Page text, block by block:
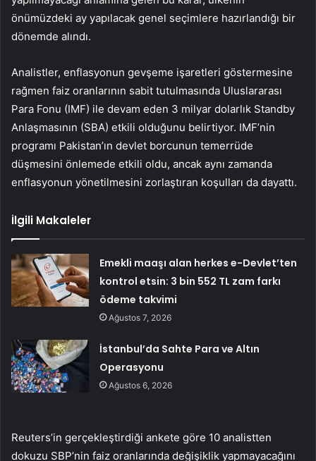
önümüzdeki ay yapılacak genel seçimlere hazırlandığı bir
dönemde alındı.
Analistler, enflasyonun gevşeme işaretleri göstermesine
rağmen faiz oranlarının sabit tutulmasında Uluslararası
Para Fonu (IMF) ile devam eden 3 milyar dolarlık Standby
Anlaşmasının (SBA) etkili olduğunu belirtiyor. IMF’nin
programı Pakistan’ın devlet borcunun temerrüde
düşmesini önlemede etkili oldu, ancak aynı zamanda
enflasyonun yönetilmesini zorlaştıran koşulları da dayattı.
İlgili Makaleler
Emekli maaşı alan herkes e-Devlet’ten
kontrol etsin: 3 bin 552 TL zam farkı
ödeme takvimi
Ağustos 7, 2026
İstanbul’da Sahte Para ve Altın
Operasyonu
Ağustos 6, 2026
Reuters’in gerçekleştirdiği ankete göre 10 analistten
dokuzu SBP’nin faiz oranlarında değişiklik yapmayacağını